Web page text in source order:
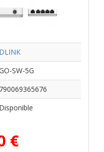
DLINK
SW-5G
790069365676
Disponible
€